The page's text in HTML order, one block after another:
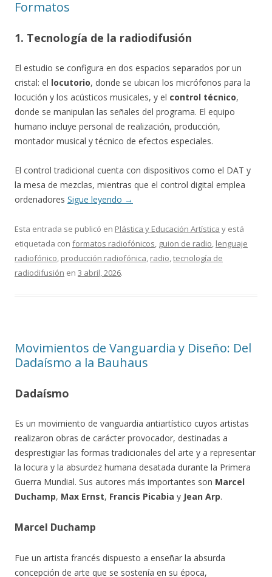
Formatos
1. Tecnología de la radiodifusión
El estudio se configura en dos espacios separados por un
cristal: el locutorio, donde se ubican los micrófonos para la
locución y los acústicos musicales, y el control técnico,
donde se manipulan las señales del programa. El equipo
humano incluye personal de realización, producción,
montador musical y técnico de efectos especiales.
El control tradicional cuenta con dispositivos como el DAT y
la mesa de mezclas, mientras que el control digital emplea
ordenadores Sigue leyendo →
Esta entrada se publicó en Plástica y Educación Artística y está
etiquetada con formatos radiofónicos, guion de radio, lenguaje
radiofónico, producción radiofónica, radio,tecnología de
radiodifusión en 3 abril, 2026.
Movimientos de Vanguardia y Diseño: Del
Dadaísmo a la Bauhaus
Dadaísmo
Es un movimiento de vanguardia antiartístico cuyos artistas
realizaron obras de carácter provocador, destinadas a
desprestigiar las formas tradicionales del arte y a representar
la locura y la absurdez humana desatada durante la Primera
Guerra Mundial. Sus autores más importantes son Marcel
Duchamp, Max Ernst, Francis Picabia y Jean Arp.
Marcel Duchamp
Fue un artista francés dispuesto a enseñar la absurda
concepción de arte que se sostenía en su época,